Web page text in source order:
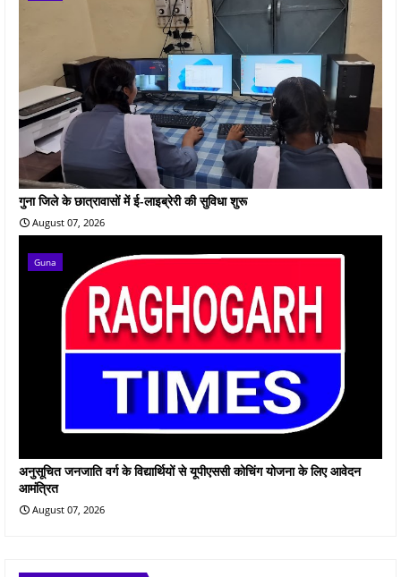
गुना जिले के छात्रावासों में ई-लाइब्रेरी की सुविधा शुरू
August 07, 2026
Guna
अनुसूचित जनजाति वर्ग के विद्यार्थियों से यूपीएससी कोचिंग योजना के लिए आवेदन
आमंत्रित
August 07, 2026